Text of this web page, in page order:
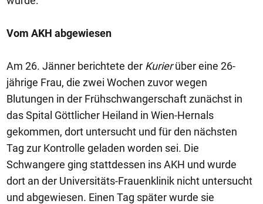
Vom AKH abgewiesen
Am 26. Jänner berichtete der Kurierüber eine 26-
jährige Frau, die zwei Wochen zuvor wegen
Blutungen in der Frühschwangerschaft zunächst in
das Spital Göttlicher Heiland in Wien-Hernals
gekommen, dort untersucht und für den nächsten
Tag zur Kontrolle geladen worden sei. Die
Schwangere ging stattdessen ins AKH und wurde
dort an der Universitäts-Frauenklinik nicht untersucht
und abgewiesen. Einen Tag später wurde sie